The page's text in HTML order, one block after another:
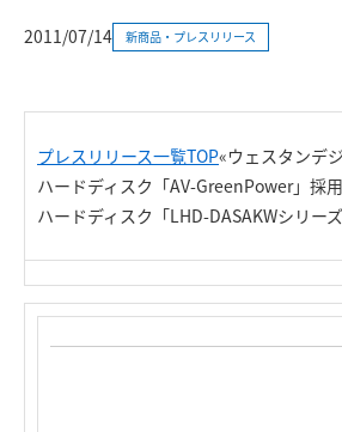
2011/07/14 新商品・プレスリリース
プレスリリース一覧TOP«ウェスタンデ
ハードディスク「AV-GreenPower」採
ハードディスク「LHD-DASAKWシリーズ